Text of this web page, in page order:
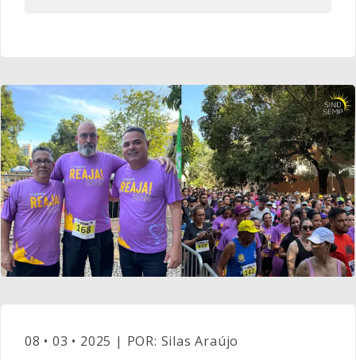
08 • 03 • 2025 | POR: Silas Araújo